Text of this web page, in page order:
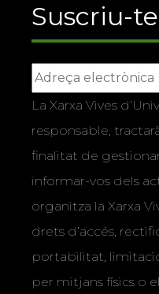
Suscriu-te
La Xarxa Vives
responsable,
finalitat de
informar-vos dels
organitza la Xarxa
drets d’accés,
portabilitat,
per mitjans físics o